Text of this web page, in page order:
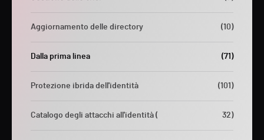
Aggiornamento delle directory (10)
Dalla prima linea (71)
Protezione ibrida dell'identità (101)
Catalogo degli attacchi all'identità ( 32)